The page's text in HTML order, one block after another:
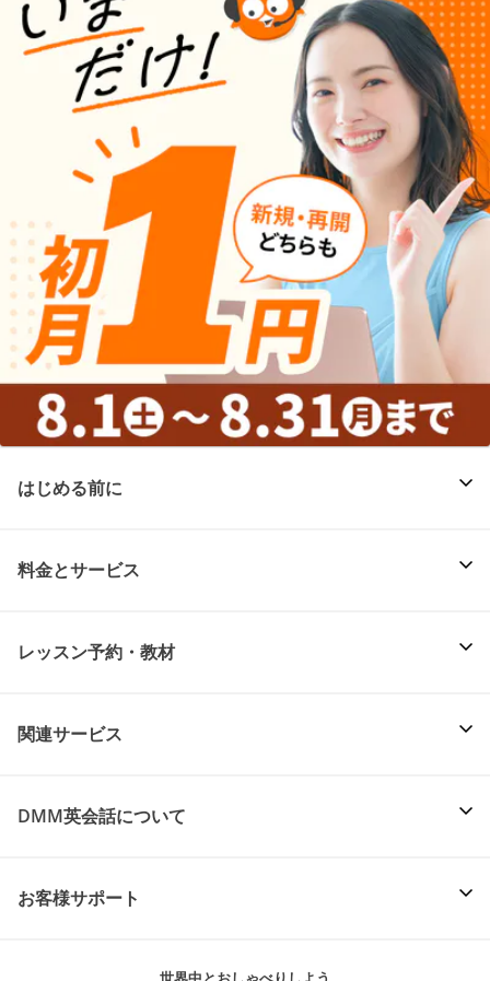
はじめる前に
料金とサービス
レッスン予約・教材
関連サービス
DMM英会話について
お客様サポート